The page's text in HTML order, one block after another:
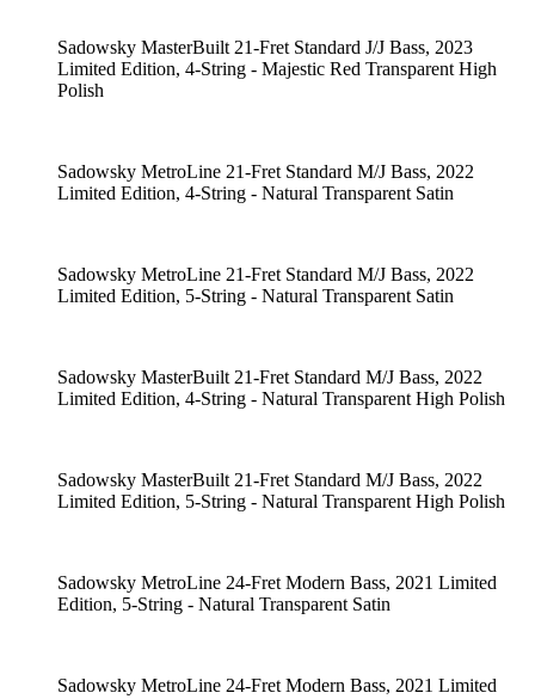
Sadowsky MasterBuilt 21-Fret Standard J/J Bass, 2023
Limited Edition, 4-String - Majestic Red Transparent High
Polish
Sadowsky MetroLine 21-Fret Standard M/J Bass, 2022
Limited Edition, 4-String - Natural Transparent Satin
Sadowsky MetroLine 21-Fret Standard M/J Bass, 2022
Limited Edition, 5-String - Natural Transparent Satin
Sadowsky MasterBuilt 21-Fret Standard M/J Bass, 2022
Limited Edition, 4-String - Natural Transparent High Polish
Sadowsky MasterBuilt 21-Fret Standard M/J Bass, 2022
Limited Edition, 5-String - Natural Transparent High Polish
Sadowsky MetroLine 24-Fret Modern Bass, 2021 Limited
Edition, 5-String - Natural Transparent Satin
Sadowsky MetroLine 24-Fret Modern Bass, 2021 Limited